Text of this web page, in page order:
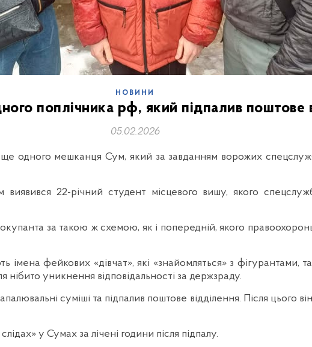
НОВИНИ
поплічника рф, який підпалив поштове
05.02.2026
одного мешканця Сум, який за завданням ворожих
22-річний студент місцевого вишу, якого
за такою ж схемою, як і попередній, якого
фейкових «дівчат», які «знайомляться» з фігурантами,
уникнення відповідальності за держзраду.
суміші та підпалив поштове відділення. Після цього
у Сумах за лічені години після підпалу.